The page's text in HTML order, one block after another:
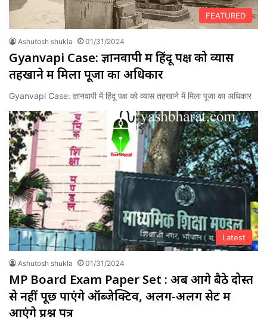
FEATURED
Ashutosh shukla 01/31/2024
Gyanvapi Case: ज्ञानवापी में हिंदू पक्ष को व्यास
तहखाने में मिला पूजा का अधिकार
Gyanvapi Case: ज्ञानवापी में हिंदू पक्ष को व्यास तहखाने में मिला पूजा का अधिकार
Latest
Ashutosh shukla 01/31/2024
MP Board Exam Paper Set : अब आगे बैठे दोस्‍त
से नहीं पूछ पाएंगे ऑब्जेक्टिव, अलग-अलग सेट में
आएंगे प्रश्न पत्र